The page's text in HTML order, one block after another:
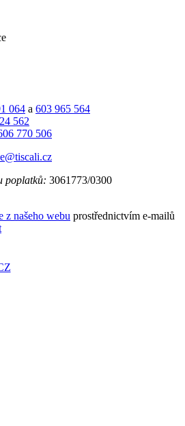
064 a 603 965 564
562
770 506
poplatků: 3061773/0300
z našeho webu prostřednictvím e-mailů